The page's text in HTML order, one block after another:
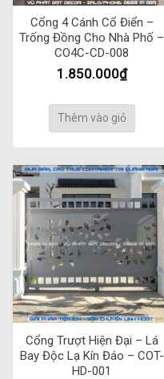
Cổng 4 Cánh Cổ Điển –
Trống Đồng Cho Nhà Phố –
CO4C-CD-008
1.850.000₫
Thêm vào giỏ
Cổng Trượt Hiện Đại – Lá
Bay Độc Lạ Kín Đáo – COT-
HD-001